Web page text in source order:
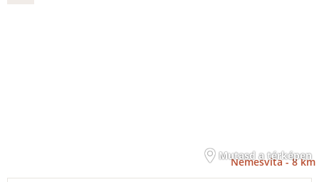
Mutasd a térképen
Nemesvita -8 km